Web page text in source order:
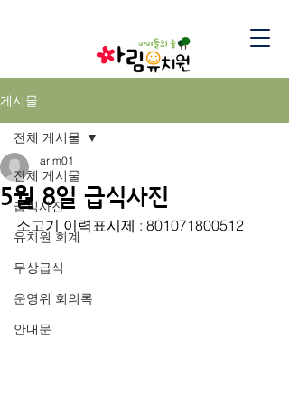
게시물
전체 게시물
급식사진
유치원 회계
무상급식
운영위 회의록
안내문
전체 게시물
5월 8일 급식사진
arim01
소고기 이력표시제 : 801071800512